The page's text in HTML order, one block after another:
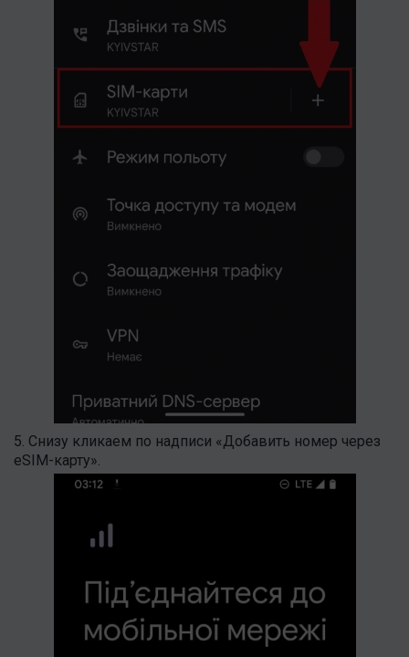
5. Снизу кликаем по надписи «Добавить номер через
eSIM-карту».